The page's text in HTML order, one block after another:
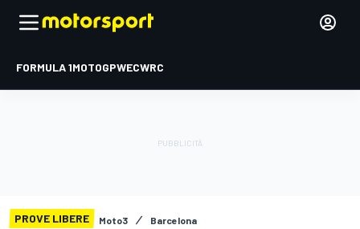
FORMULA 1MOTOGPWECWRC
PROVE LIBERE Moto3 Barcelona